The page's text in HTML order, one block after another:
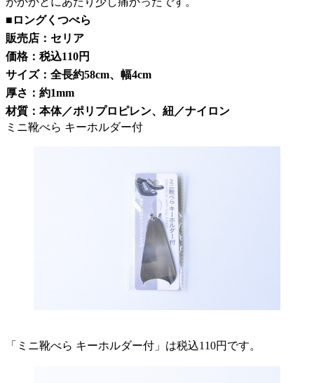
■ロングくつべら
販売店：セリア
価格：税込110円
サイズ：全長約58cm、幅4cm
厚さ：約1mm
材質：本体／ポリプロピレン、紐／ナイロン
ミニ靴べら キーホルダー付
「ミニ靴べら キーホルダー付」は税込110円です。